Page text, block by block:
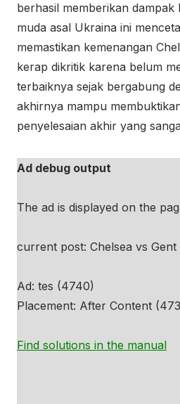
berhasil memberikan dampak
muda asal Ukraina ini
memastikan kemenangan
kerap dikritik karena belum
terbaiknya sejak bergabung
akhirnya mampu
penyelesaian akhir yang
Ad debug output
The ad is displayed on the
current post: Chelsea vs
Ad: tes (4740)
Placement: After Content
Find solutions in the manual